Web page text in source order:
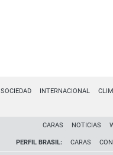
SOCIEDAD INTERNACIONAL
CARAS NOTICIAS
PERFIL BRASIL: CARAS